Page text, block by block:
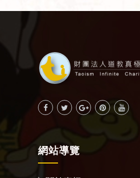
網站導覽